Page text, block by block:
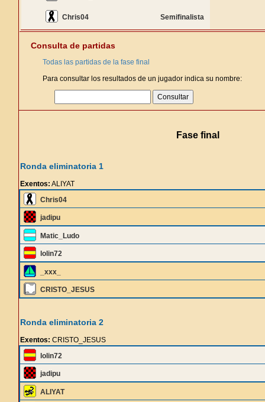
Chris04 Semifinalista
Consulta de partidas
Todas las partidas de la fase final
Para consultar los resultados de un jugador indica su nombre:
Fase final
Ronda eliminatoria 1
Exentos: ALIYAT
Chris04
jadipu
Matic_Ludo
lolin72
_xxx_
CRISTO_JESUS
Ronda eliminatoria 2
Exentos: CRISTO_JESUS
lolin72
jadipu
ALIYAT